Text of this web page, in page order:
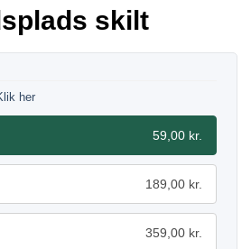
skilt
her
59,00 kr.
189,00 kr.
359,00 kr.